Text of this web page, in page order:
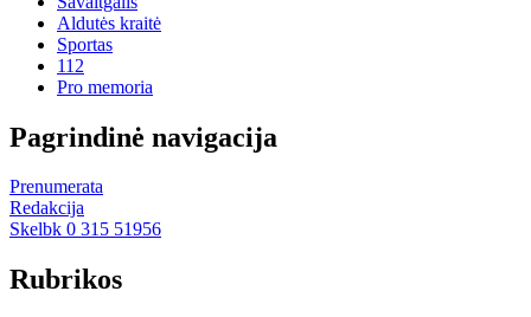
Aldutės kraitė
Sportas
112
Pro memoria
Pagrindinė navigacija
Prenumerata
Redakcija
Skelbk 0 315 51956
Rubrikos